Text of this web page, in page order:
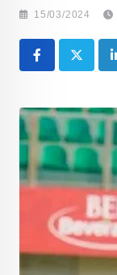
15/03/2024